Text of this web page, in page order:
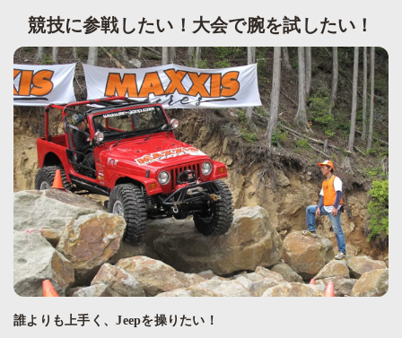
競技に参戦したい！大会で腕を試したい！
誰よりも上手く、Jeepを操りたい！